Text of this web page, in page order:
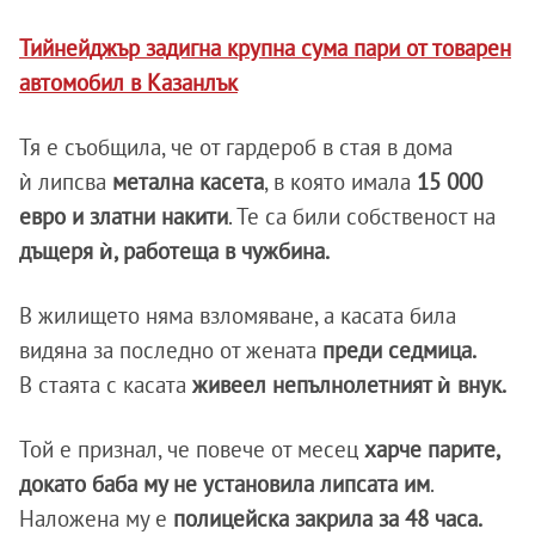
Тийнейджър задигна крупна сума пари от товарен
автомобил в Казанлък
Тя е съобщила, че от гардероб в стая в дома
ѝ липсва метална касета, в която имала 15 000
евро и златни накити. Те са били собственост на
дъщеря ѝ, работеща в чужбина.
В жилището няма взломяване, а касата била
видяна за последно от жената преди седмица.
В стаята с касата живеел непълнолетният ѝ внук.
Той е признал, че повече от месец харче парите,
докато баба му не установила липсата им.
Наложена му е полицейска закрила за 48 часа.